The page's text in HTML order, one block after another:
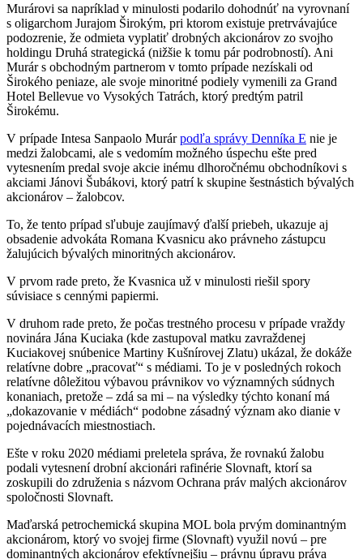
Murárovi sa napríklad v minulosti podarilo dohodnúť na vyrovnaní
s oligarchom Jurajom Širokým, pri ktorom existuje pretrvávajúce
podozrenie, že odmieta vyplatiť drobných akcionárov zo svojho
holdingu Druhá strategická (nižšie k tomu pár podrobností). Ani
Murár s obchodným partnerom v tomto prípade nezískali od
Širokého peniaze, ale svoje minoritné podiely vymenili za Grand
Hotel Bellevue vo Vysokých Tatrách, ktorý predtým patril
Širokému.
V prípade Intesa Sanpaolo Murárpodľa správy Denníka E nie je
medzi žalobcami, ale s vedomím možného úspechu ešte pred
vytesnením predal svoje akcie inému dlhoročnému obchodníkovi s
akciami Jánovi Šubákovi, ktorý patrí k skupine šestnástich bývalých
akcionárov – žalobcov.
To, že tento prípad sľubuje zaujímavý ďalší priebeh, ukazuje aj
obsadenie advokáta Romana Kvasnicu ako právneho zástupcu
žalujúcich bývalých minoritných akcionárov.
V prvom rade preto, že Kvasnica už v minulosti riešil spory
súvisiace s cennými papiermi.
V druhom rade preto, že počas trestného procesu v prípade vraždy
novinára Jána Kuciaka (kde zastupoval matku zavraždenej
Kuciakovej snúbenice Martiny Kušnírovej Zlatu) ukázal, že dokáže
relatívne dobre „pracovať“ s médiami. To je v posledných rokoch
relatívne dôležitou výbavou právnikov vo významných súdnych
konaniach, pretože – zdá sa mi – na výsledky týchto konaní má
„dokazovanie v médiách“ podobne zásadný význam ako dianie v
pojednávacích miestnostiach.
Ešte v roku 2020 médiami preletela správa, že rovnakú žalobu
podali vytesnení drobní akcionári rafinérie Slovnaft, ktorí sa
zoskupili do združenia s názvom Ochrana práv malých akcionárov
spoločnosti Slovnaft.
Maďarská petrochemická skupina MOL bola prvým dominantným
akcionárom, ktorý vo svojej firme (Slovnaft) využil novú – pre
dominantných akcionárov efektívnejšiu – právnu úpravu práva